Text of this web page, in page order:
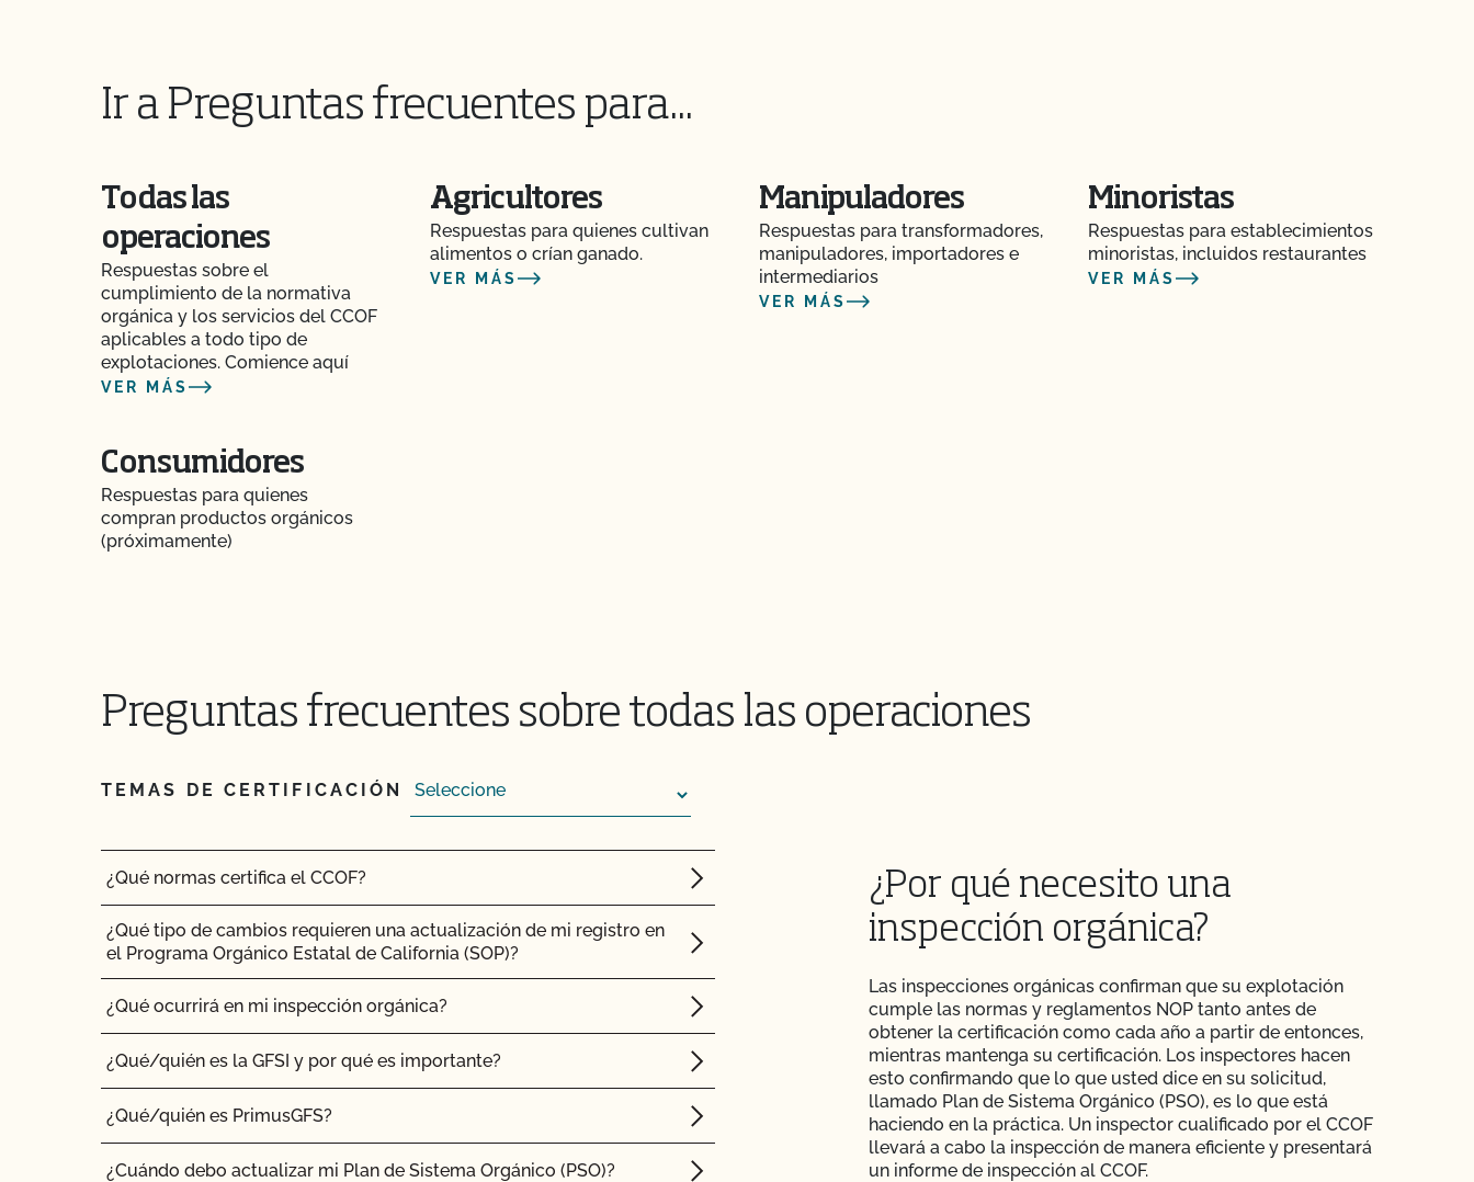
Ir a Preguntas frecuentes para...
Todas las
operaciones
Respuestas sobre el
cumplimiento de la normativa
orgánica y los servicios del CCOF
aplicables a todo tipo de
explotaciones. Comience aquí
VER MÁS
Agricultores
Respuestas para quienes cultivan
alimentos o crían ganado.
VER MÁS
Manipuladores
Respuestas para transformadores,
manipuladores, importadores e
intermediarios
VER MÁS
Minoristas
Respuestas para establecimientos
minoristas, incluidos restaurantes
VER MÁS
Consumidores
Respuestas para quienes
compran productos orgánicos
(próximamente)
Preguntas frecuentes sobre todas las operaciones
TEMAS DE CERTIFICACIÓN
¿Qué pasa si pago mi factura pero no completo el contrato de
¿Qué ocurre si estoy certificado por otra agencia de certificación?
¿Qué es un número de lote?
¿Qué es una pista de auditoría?
¿Qué es MyCCOF?
¿Cuál es el proceso para recibir PrimusGFS Seguridad Alimentaria?
¿Cuál es el proceso de renovación?
¿Qué recursos existen en relación con los OMG y la producción
¿Qué recursos hay disponibles para ayudarme con la certificación y
¿Qué normas certifica el CCOF?
¿Qué tipo de cambios requieren una actualización de mi registro en
el Programa Orgánico Estatal de California (SOP)?
¿Qué ocurrirá en mi inspección orgánica?
¿Qué/quién es la GFSI y por qué es importante?
¿Qué/quién es PrimusGFS?
¿Cuándo debo actualizar mi Plan de Sistema Orgánico (PSO)?
¿Por qué necesito una
inspección orgánica?
Las inspecciones orgánicas confirman que su explotación
cumple las normas y reglamentos NOP tanto antes de
obtener la certificación como cada año a partir de entonces,
mientras mantenga su certificación. Los inspectores hacen
esto confirmando que lo que usted dice en su solicitud,
llamado Plan de Sistema Orgánico (PSO), es lo que está
haciendo en la práctica. Un inspector cualificado por el CCOF
llevará a cabo la inspección de manera eficiente y presentará
un informe de inspección al CCOF.